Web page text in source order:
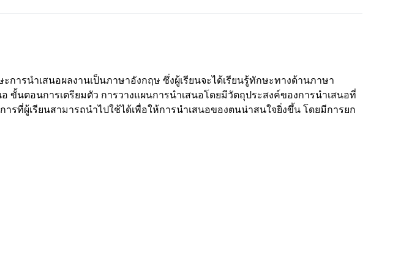
การนำเสนอผลงานเป็นภาษาอังกฤษ ซึ่งผู้เรียนจะได้เรียนรู้ทักษะทางด้านภาษา
ขั้นตอนการเตรียมตัว การวางแผนการนำเสนอโดยมีวัตถุประสงค์ของการนำเสนอที่
รที่ผู้เรียนสามารถนำไปใช้ได้เพื่อให้การนำเสนอของตนน่าสนใจยิ่งขึ้น โดยมีการยก